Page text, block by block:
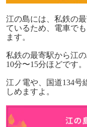
江の島には、私鉄の
ているため、電車で
ます。
私鉄の最寄駅から江
10分〜15分ほどです。
江ノ電や、国道134号
しめますよ。